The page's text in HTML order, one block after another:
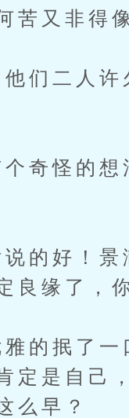
苦又非得
们二人许
奇怪的想
的好！景
良缘了，
的抿了一
定是自己
么早？